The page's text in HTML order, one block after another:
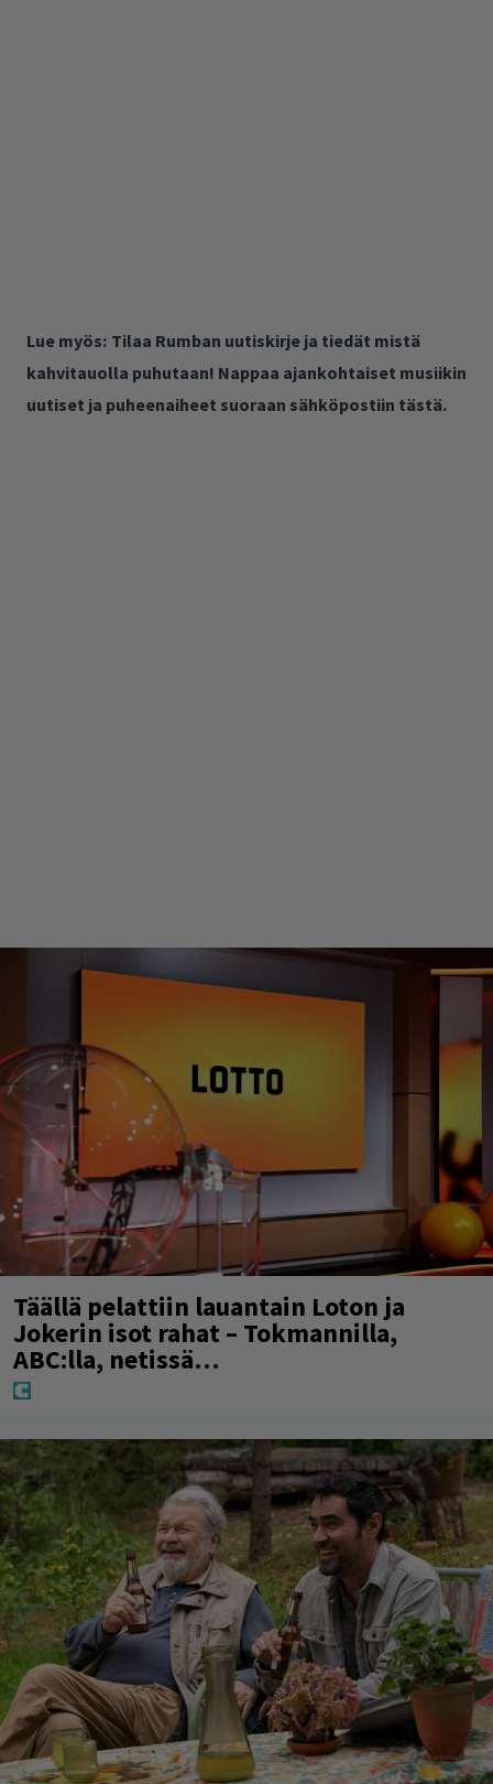
Lue myös: Tilaa Rumban uutiskirje ja tiedät mistä
kahvitauolla puhutaan! Nappaa ajankohtaiset musiikin
uutiset ja puheenaiheet suoraan sähköpostiin tästä.
Täällä pelattiin lauantain Loton ja
Jokerin isot rahat – Tokmannilla,
ABC:lla, netissä…